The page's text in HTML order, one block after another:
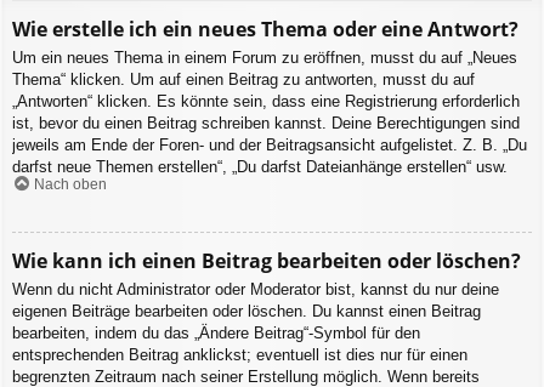
Wie erstelle ich ein neues Thema oder eine Antwort?
Um ein neues Thema in einem Forum zu eröffnen, musst du auf „Neues
Thema“ klicken. Um auf einen Beitrag zu antworten, musst du auf
„Antworten“ klicken. Es könnte sein, dass eine Registrierung erforderlich
ist, bevor du einen Beitrag schreiben kannst. Deine Berechtigungen sind
jeweils am Ende der Foren- und der Beitragsansicht aufgelistet. Z. B. „Du
darfst neue Themen erstellen“, „Du darfst Dateianhänge erstellen“ usw.
Nach oben
Wie kann ich einen Beitrag bearbeiten oder löschen?
Wenn du nicht Administrator oder Moderator bist, kannst du nur deine
eigenen Beiträge bearbeiten oder löschen. Du kannst einen Beitrag
bearbeiten, indem du das „Ändere Beitrag“-Symbol für den
entsprechenden Beitrag anklickst; eventuell ist dies nur für einen
begrenzten Zeitraum nach seiner Erstellung möglich. Wenn bereits